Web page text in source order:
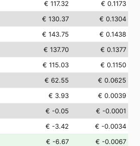
€ 117.32
€ 0.1173
€ 130.37
€ 0.1304
€ 143.75
€ 0.1438
€ 137.70
€ 0.1377
€ 115.03
€ 0.1150
€ 62.55
€ 0.0625
€ 3.93
€ 0.0039
€ -0.05
€ -0.0001
€ -3.42
€ -0.0034
€ -6.67
€ -0.0067